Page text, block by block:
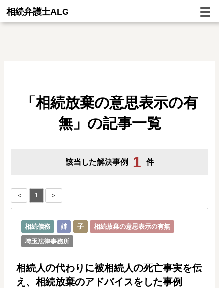
相続弁護士ALG
「相続放棄の意思表示の有
無」の記事一覧
該当した解決事例 1 件
＜ 1 ＞
相続債務 姉 子
相続放棄の意思表示の有無
埼玉法律事務所
相続人の代わりに被相続人の死亡事実を伝
え、 相続放棄のアドバイスをした事例